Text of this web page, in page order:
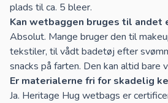
plads til ca. 5 bleer.
Kan wetbaggen bruges til andet
Absolut. Mange bruger den til
tekstiler, til vådt badetøj efter
snacks på farten. Den kan altid bare
Er materialerne fri for skadelig
Ja. Heritage Hug wetbags er